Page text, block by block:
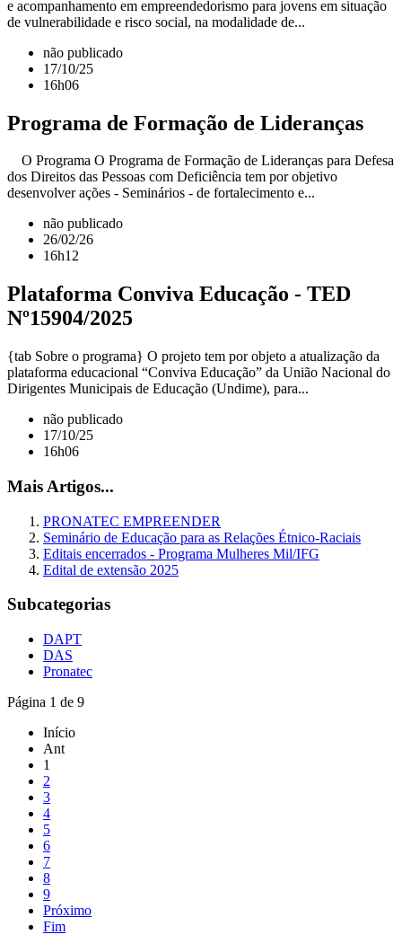
e acompanhamento em empreendedorismo para jovens em situação
de vulnerabilidade e risco social, na modalidade de...
não publicado
17/10/25
16h06
Programa de Formação de Lideranças
O Programa O Programa de Formação de Lideranças para Defesa
dos Direitos das Pessoas com Deficiência tem por objetivo
desenvolver ações - Seminários - de fortalecimento e...
não publicado
26/02/26
16h12
Plataforma Conviva Educação - TED
Nº15904/2025
{tab Sobre o programa} O projeto tem por objeto a atualização da
plataforma educacional “Conviva Educação” da União Nacional do
Dirigentes Municipais de Educação (Undime), para...
não publicado
17/10/25
16h06
Mais Artigos...
PRONATEC EMPREENDER
Seminário de Educação para as Relações Étnico-Raciais
Editais encerrados - Programa Mulheres Mil/IFG
Edital de extensão 2025
Subcategorias
DAPT
DAS
Pronatec
Página 1 de 9
Início
Ant
1
2
3
4
5
6
7
8
9
Próximo
Fim